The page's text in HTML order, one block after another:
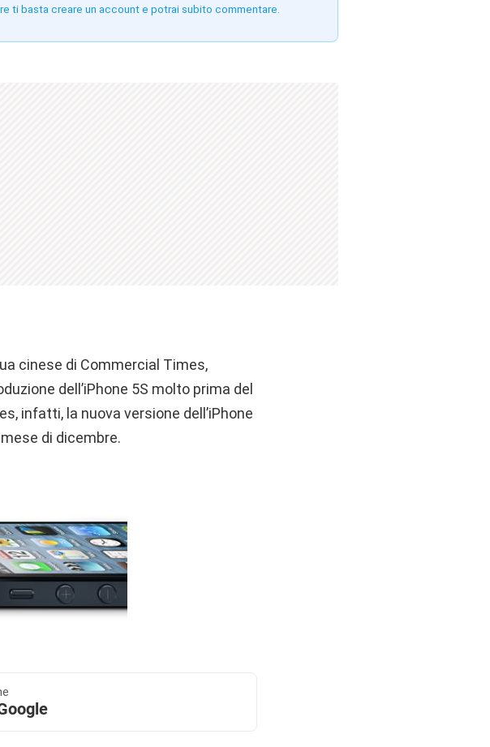
ti basta creare un account e potrai subito commentare.
cinese di Commercial Times,
dell’iPhone 5S molto prima del
infatti, la nuova versione dell’iPhone
di dicembre.